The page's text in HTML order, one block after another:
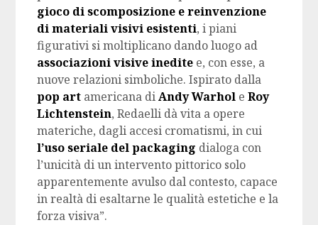
gioco di scomposizione e reinvenzione
di materiali visivi esistenti, i piani
figurativi si moltiplicano dando luogo ad
associazioni visive inedite e, con esse, a
nuove relazioni simboliche. Ispirato dalla
pop art americana diAndy Warhol eRoy
Lichtenstein, Redaelli dà vita a opere
materiche, dagli accesi cromatismi, in cui
l’uso seriale del packaging dialoga con
l’unicità di un intervento pittorico solo
apparentemente avulso dal contesto, capace
in realtà di esaltarne le qualità estetiche e la
forza visiva”.